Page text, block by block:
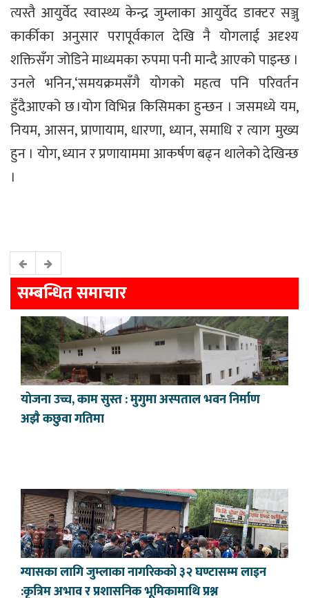
त्यस्तै आयुर्वेद स्वास्थ्य केन्द्र जुम्लाका आयुर्वेद डाक्टर सञ्जु
कार्कीका अनुसार परापूर्वकाल देखि नै योगलाई अदृश्य
शक्तिसँग जोडिने माध्यमका रुपमा पनी मान्दै आएको पाइन्छ ।
उनले भनिन,‘समयक्रमसँगै योगको महत्व पनि परिवर्तन
हुँदैआएको छ ।योग विभिन्न किसिमका हुन्छन । जसमध्ये यम,
नियम, आसन, प्राणायाम, धारणा, ध्यान, समाधि र त्याग मुख्य
हुन । योग, ध्यान र प्रणायाममा आकर्षण बढ्न थालेको देखिन्छ
।
सम्बन्धित समाचार
योजना उच्च, काम सुस्त : मुगुमा अस्पताल भवन निर्माण
अझै कछुवा गतिमा
ग्यासका लागि जुम्लाका नागरिकको ३२ घण्टासम्म लाइन
:कृत्रिम अभाव र प्रशासनिक भूमिकामाथि प्रश्न